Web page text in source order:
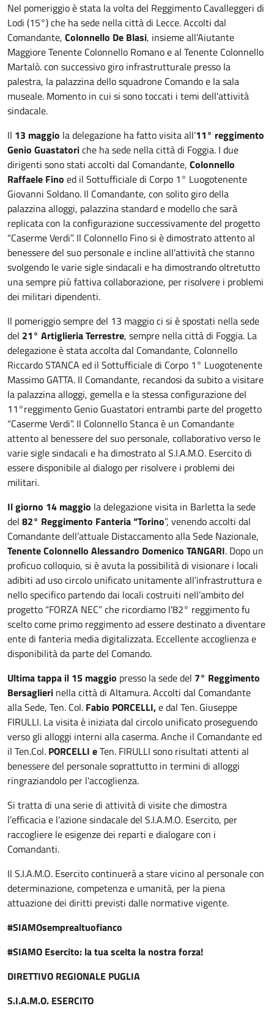
Nel pomeriggio è stata la volta del Reggimento Cavalleggeri di
Lodi (15°) che ha sede nella città di Lecce. Accolti dal
Comandante, Colonnello De Blasi, insieme all’Aiutante
Maggiore Tenente Colonnello Romano e al Tenente Colonnello
Martalò. con successivo giro infrastrutturale presso la
palestra, la palazzina dello squadrone Comando e la sala
museale. Momento in cui si sono toccati i temi dell'attività
sindacale.
Il 13 maggio la delegazione ha fatto visita all’11° reggimento
Genio Guastatoriche ha sede nella città di Foggia. I due
dirigenti sono stati accolti dal Comandante, Colonnello
Raffaele Fino ed il Sottufficiale di Corpo 1° Luogotenente
Giovanni Soldano. Il Comandante, con solito giro della
palazzina alloggi, palazzina standard e modello che sarà
replicata con la configurazione successivamente del progetto
“Caserme Verdi”. Il Colonnello Fino si è dimostrato attento al
benessere del suo personale e incline all’attività che stanno
svolgendo le varie sigle sindacali e ha dimostrando oltretutto
una sempre più fattiva collaborazione, per risolvere i problemi
dei militari dipendenti.
Il pomeriggio sempre del 13 maggio ci si è spostati nella sede
del 21° Artiglieria Terrestre, sempre nella città di Foggia. La
delegazione è stata accolta dal Comandante, Colonnello
Riccardo STANCA ed il Sottufficiale di Corpo 1° Luogotenente
Massimo GATTA. Il Comandante, recandosi da subito a visitare
la palazzina alloggi, gemella e la stessa configurazione del
11°reggimento Genio Guastatori entrambi parte del progetto
“Caserme Verdi”. Il Colonnello Stanca è un Comandante
attento al benessere del suo personale, collaborativo verso le
varie sigle sindacali e ha dimostrato al S.I.A.M.O. Esercito di
essere disponibile al dialogo per risolvere i problemi dei
militari.
Il giorno 14 maggio la delegazione visita in Barletta la sede
del 82° Reggimento Fanteria “Torino”, venendo accolti dal
Comandante dell’attuale Distaccamento alla Sede Nazionale,
Tenente Colonnello Alessandro Domenico TANGARI. Dopo un
proficuo colloquio, si è avuta la possibilità di visionare i locali
adibiti ad uso circolo unificato unitamente all’infrastruttura e
nello specifico partendo dai locali costruiti nell’ambito del
progetto “FORZA NEC” che ricordiamo l’82° reggimento fu
scelto come primo reggimento ad essere destinato a diventare
ente di fanteria media digitalizzata. Eccellente accoglienza e
disponibilità da parte del Comando.
Ultima tappa il 15 maggio presso la sede del 7° Reggimento
Bersaglieri nella città di Altamura. Accolti dal Comandante
alla Sede, Ten. Col. Fabio PORCELLI,e dal Ten. Giuseppe
FIRULLI. La visita è iniziata dal circolo unificato proseguendo
verso gli alloggi interni alla caserma. Anche il Comandante ed
il Ten.Col. PORCELLI eTen. FIRULLI sono risultati attenti al
benessere del personale soprattutto in termini di alloggi
ringraziandolo per l'accoglienza.
Si tratta di una serie di attività di visite che dimostra
l’efficacia e l’azione sindacale del S.I.A.M.O. Esercito, per
raccogliere le esigenze dei reparti e dialogare con i
Comandanti.
Il S.I.A.M.O. Esercito continuerà a stare vicino al personale con
determinazione, competenza e umanità, per la piena
attuazione dei diritti previsti dalle normative vigente.
#SIAMOsemprealtuofianco
#SIAMO Esercito: la tua scelta la nostra forza!
DIRETTIVO REGIONALE PUGLIA
S.I.A.M.O. ESERCITO